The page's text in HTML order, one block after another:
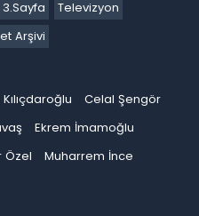
3.Sayfa
Televizyon
Arşivi
Celal Şengör
Ekrem İmamoğlu
Özel
Muharrem İnce